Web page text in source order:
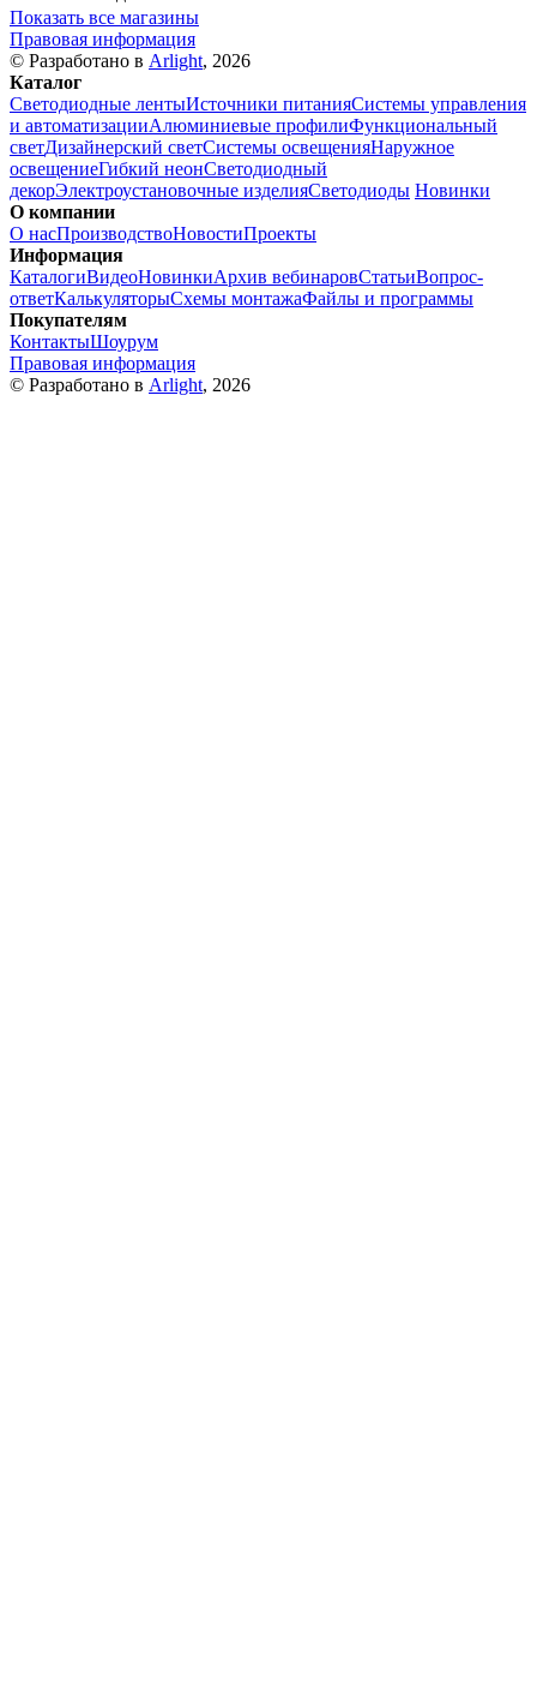
Показать все магазины
Правовая информация
© Разработано в Arlight, 2026
Каталог
Светодиодные лентыИсточники питанияСистемы управления
и автоматизацииАлюминиевые профилиФункциональный
светДизайнерский светСистемы освещенияНаружное
освещениеГибкий неонСветодиодный
декорЭлектроустановочные изделияСветодиоды Новинки
О компании
О насПроизводствоНовостиПроекты
Информация
КаталогиВидеоНовинкиАрхив вебинаровСтатьиВопрос-
ответКалькуляторыСхемы монтажаФайлы и программы
Покупателям
КонтактыШоурум
Правовая информация
© Разработано в Arlight, 2026